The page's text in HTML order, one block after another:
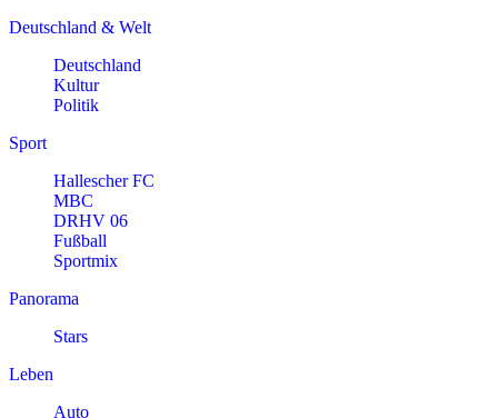
Deutschland & Welt
Deutschland
Kultur
Politik
Sport
Hallescher FC
MBC
DRHV 06
Fußball
Sportmix
Panorama
Stars
Leben
Auto